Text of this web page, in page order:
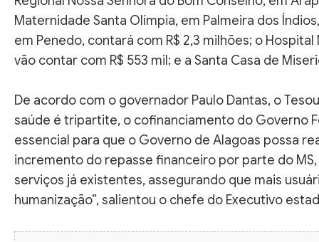
Maternidade Santa Olímpia, em Palmeira dos
em Penedo, contará com R$ 2,3 milhões; o
vão contar com R$ 553 mil; e a Santa Casa de
De acordo com o governador Paulo Dantas, o
saúde é tripartite, o cofinanciamento do Governo
essencial para que o Governo de Alagoas possa
incremento do repasse financeiro por parte do
serviços já existentes, assegurando que mais
humanização”, salientou o chefe do Executivo